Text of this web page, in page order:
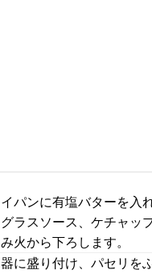
パンに有塩バターを入
ラスソース、ケチャッ
火から下ろします。
に盛り付け、パセリを